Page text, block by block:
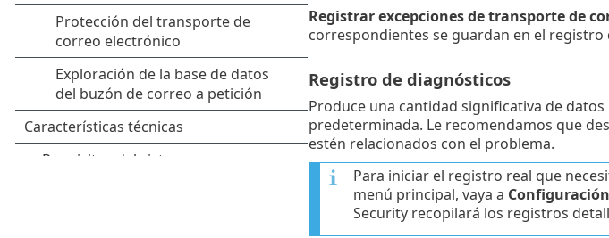
Registrar excepciones de transporte de
correspondientes se guardan en el registro
Registro de diagnósticos
Produce una cantidad significativa de
predeterminada. Le recomendamos que
estén relacionados con el problema.
Para iniciar el registro real que
menú principal, vaya a Configuración
Security recopilará los registros